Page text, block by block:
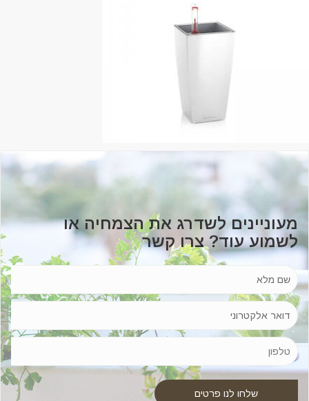
מעוניינים לשדרג את הצמחיה או
לשמוע עוד? צרו קשר